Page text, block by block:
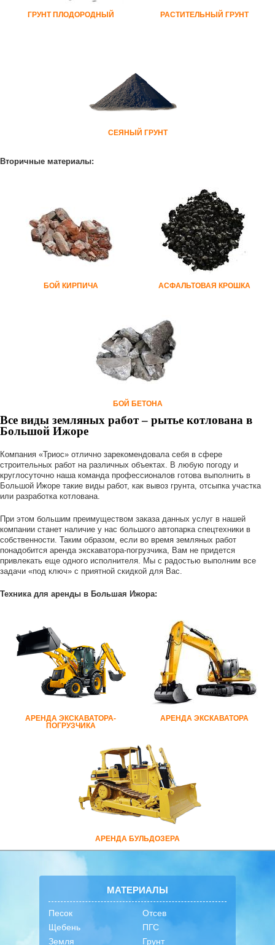
ГРУНТ ПЛОДОРОДНЫЙ РАСТИТЕЛЬНЫЙ ГРУНТ
СЕЯНЫЙ ГРУНТ
Вторичные материалы:
БОЙ КИРПИЧА АСФАЛЬТОВАЯ КРОШКА
БОЙ БЕТОНА
Все виды земляных работ – рытье котлована в
Большой Ижоре
Компания «Триос» отлично зарекомендовала себя в сфере
строительных работ на различных объектах. В любую погоду и
круглосуточно наша команда профессионалов готова выполнить в
Большой Ижоре такие виды работ, как вывоз грунта, отсыпка участка
или разработка котлована.
При этом большим преимуществом заказа данных услуг в нашей
компании станет наличие у нас большого автопарка спецтехники в
собственности. Таким образом, если во время земляных работ
понадобится аренда экскаватора-погрузчика, Вам не придется
привлекать еще одного исполнителя. Мы с радостью выполним все
задачи «под ключ» с приятной скидкой для Вас.
Техника для аренды в Большая Ижора:
АРЕНДА ЭКСКАВАТОРА-
ПОГРУЗЧИКА
АРЕНДА ЭКСКАВАТОРА
АРЕНДА БУЛЬДОЗЕРА
МАТЕРИАЛЫ
Песок
Щебень
Земля
Отсев
ПГС
Грунт